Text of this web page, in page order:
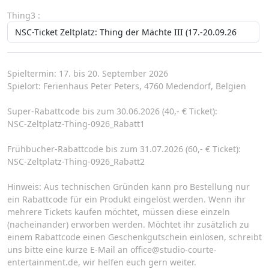
Thing3 :
Spieltermin: 17. bis 20. September 2026
Spielort: Ferienhaus Peter Peters, 4760 Medendorf, Belgien
Super-Rabattcode bis zum 30.06.2026 (40,- € Ticket):
NSC-Zeltplatz-Thing-0926_Rabatt1
Frühbucher-Rabattcode bis zum 31.07.2026 (60,- € Ticket):
NSC-Zeltplatz-Thing-0926_Rabatt2
Hinweis: Aus technischen Gründen kann pro Bestellung nur
ein Rabattcode für ein Produkt eingelöst werden. Wenn ihr
mehrere Tickets kaufen möchtet, müssen diese einzeln
(nacheinander) erworben werden. Möchtet ihr zusätzlich zu
einem Rabattcode einen Geschenkgutschein einlösen, schreibt
uns bitte eine kurze E-Mail an office@studio-courte-
entertainment.de, wir helfen euch gern weiter.